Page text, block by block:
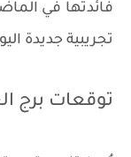
فائدتها في
تجريبية جديدة
توقعات برج